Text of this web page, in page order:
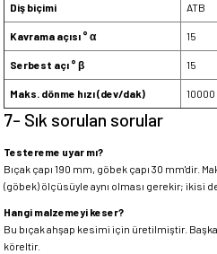
Diş biçimi ATB
Kavrama açısı ° α 15
Serbest açı ° β 15
Maks. dönme hızı (dev/dak) 10000
7- Sık sorulan sorular
Testereme uyar mı?
Bıçak çapı 190 mm, göbek çapı 30 mm'dir.
(göbek) ölçüsüyle aynı olması gerekir; ikisi
Hangi malzemeyi keser?
Bu bıçak ahşap kesimi için üretilmiştir.
köreltir.